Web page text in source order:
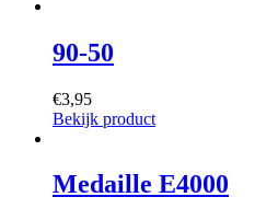
90-50
€3,95
Bekijk product
Medaille E4000